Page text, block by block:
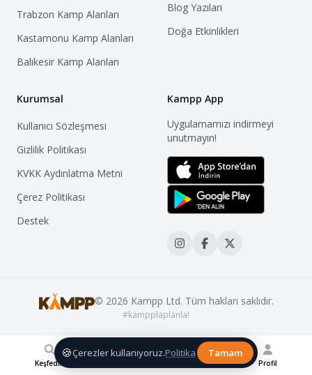
Trabzon Kamp Alanları
Kastamonu Kamp Alanları
Balıkesir Kamp Alanları
Blog Yazıları
Doğa Etkinlikleri
Kurumsal
Kullanıcı Sözleşmesi
Gizlilik Politikası
KVKK Aydınlatma Metni
Çerez Politikası
Destek
Kampp App
Uygulamamızı indirmeyi
unutmayın!
© 2026 Kampp Ltd. Tüm hakları saklıdır.
#kampplaplanla!
Keşfedin Listelerim Profil
🍪Çerezler kullanıyoruz.Politika Tamam